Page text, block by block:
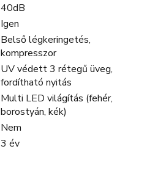
40dB
Igen
Belső légkeringetés,
kompresszor
UV védett 3 rétegű üveg,
fordítható nyitás
Multi LED világítás (fehér,
borostyán, kék)
Nem
3 év